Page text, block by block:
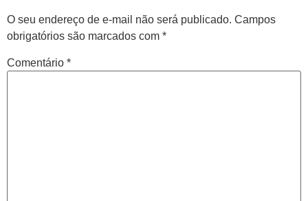
O seu endereço de e-mail não será publicado. Campos
obrigatórios são marcados com *
Comentário *